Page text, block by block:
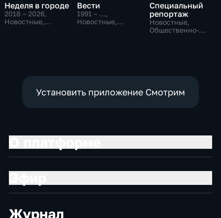
Неделя в городе
2018 – 2026,
Новостные,
Вести
1991 – …,
Новостные,
Специальный
репортаж
Новостные,
Общественно-
Установить приложение Смотрим
Журнал